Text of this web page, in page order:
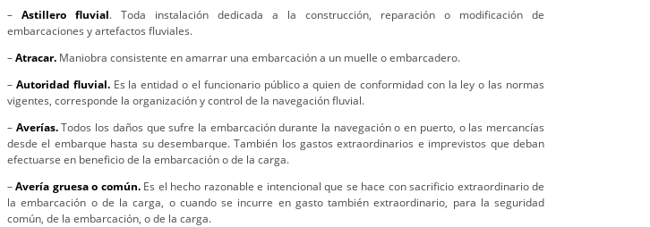
– Astillero fluvial. Toda instalación dedicada a la construcción, reparación o modificación de
embarcaciones y artefactos fluviales.
–Atracar. Maniobra consistente en amarrar una embarcación a un muelle o embarcadero.
– Autoridad fluvial. Es la entidad o el funcionario público a quien de conformidad con la ley o las normas
vigentes, corresponde la organización y control de la navegación fluvial.
– Averías.Todos los daños que sufre la embarcación durante la navegación o en puerto, o las mercancías
desde el embarque hasta su desembarque. También los gastos extraordinarios e imprevistos que deban
efectuarse en beneficio de la embarcación o de la carga.
–Avería gruesa o común. Es el hecho razonable e intencional que se hace con sacrificio extraordinario de
la embarcación o de la carga, o cuando se incurre en gasto también extraordinario, para la seguridad
común, de la embarcación, o de la carga.